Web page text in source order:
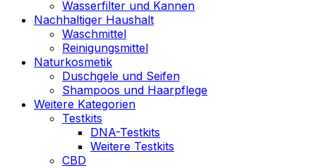
Wasserfilter und Kannen
Nachhaltiger Haushalt
Waschmittel
Reinigungsmittel
Naturkosmetik
Duschgele und Seifen
Shampoos und Haarpflege
Weitere Kategorien
Testkits
DNA-Testkits
Weitere Testkits
CBD